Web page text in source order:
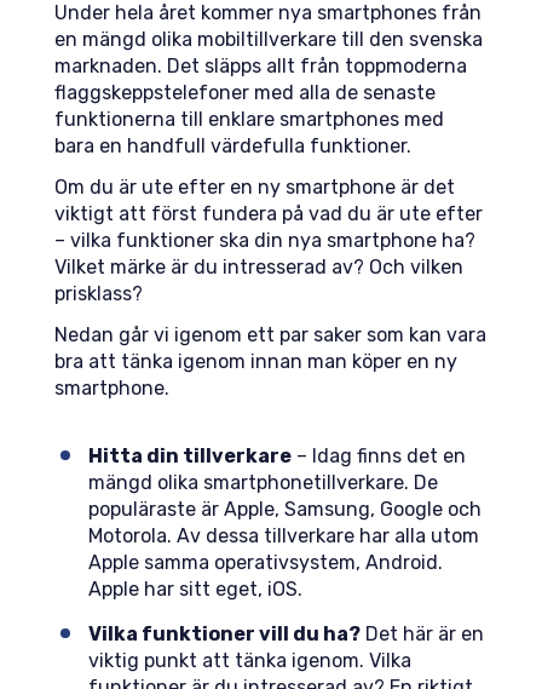
Under hela året kommer nya smartphones från
en mängd olika mobiltillverkare till den svenska
marknaden. Det släpps allt från toppmoderna
flaggskeppstelefoner med alla de senaste
funktionerna till enklare smartphones med
bara en handfull värdefulla funktioner.
Om du är ute efter en ny smartphone är det
viktigt att först fundera på vad du är ute efter
– vilka funktioner ska din nya smartphone ha?
Vilket märke är du intresserad av? Och vilken
prisklass?
Nedan går vi igenom ett par saker som kan vara
bra att tänka igenom innan man köper en ny
smartphone.
Hitta din tillverkare – Idag finns det en
mängd olika smartphonetillverkare. De
populäraste är Apple, Samsung, Google och
Motorola. Av dessa tillverkare har alla utom
Apple samma operativsystem, Android.
Apple har sitt eget, iOS.
Vilka funktioner vill du ha? Det här är en
viktig punkt att tänka igenom. Vilka